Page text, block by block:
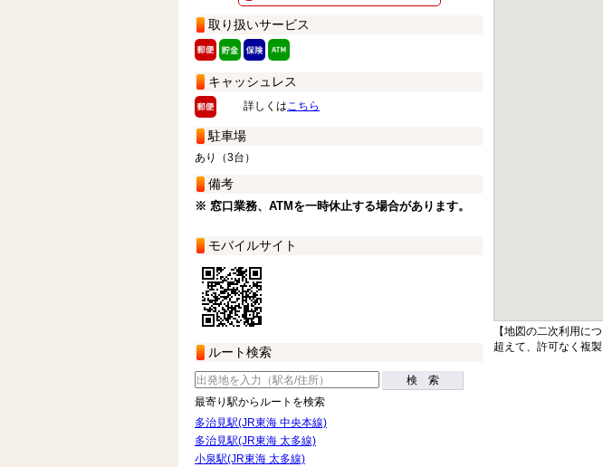
取り扱いサービス
キャッシュレス
詳しくはこちら
駐車場
あり（3台）
備考
※ 窓口業務、ATMを一時休止する場合があります。
モバイルサイト
ルート検索
検 索
最寄り駅からルートを検索
多治見駅(JR東海 中央本線)
多治見駅(JR東海 太多線)
小泉駅(JR東海 太多線)
【地図の二次利用に
超えて、許可なく複